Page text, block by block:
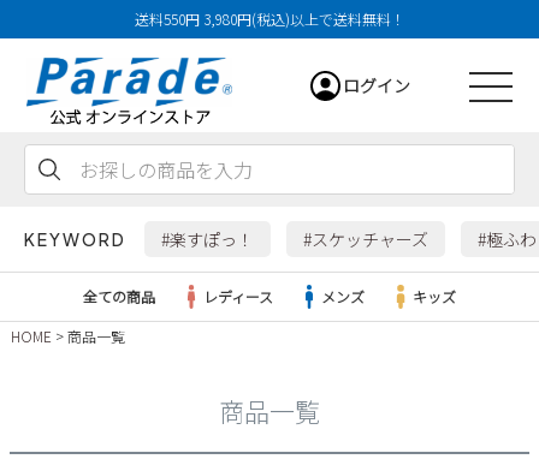
送料550円 3,980円(税込)以上で送料無料！
ログイン
KEYWORD #楽すぽっ！ #スケッチャーズ #極ふ
全ての商品 レディース メンズ
キッズ
HOME
商品一覧
商品一覧
29cm
29.5cm
31cm
32cm
特徴
防水・撥水
検索